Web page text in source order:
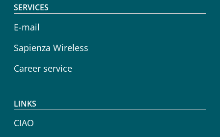
SERVICES
E-mail
Sapienza Wireless
Career service
LINKS
CIAO